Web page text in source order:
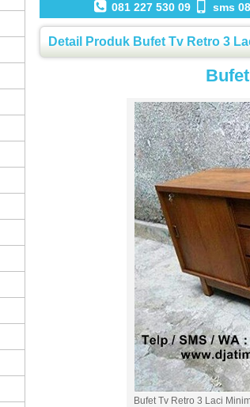
081 227 530 09 sms
Detail Produk Bufet Tv Retro 3
Bufet Tv Retro 3 Laci